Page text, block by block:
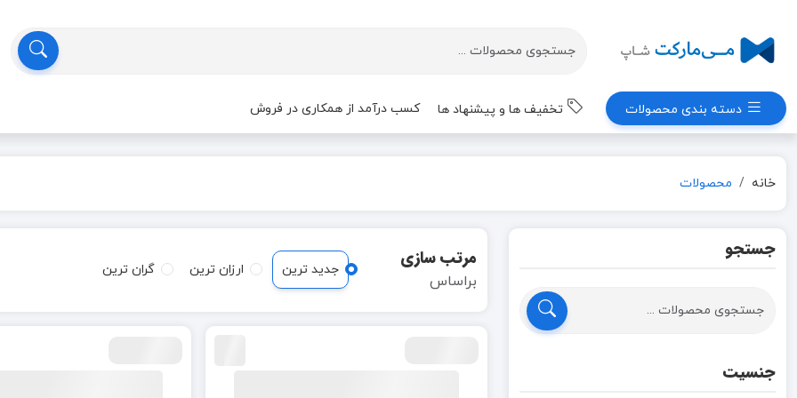
دسته بندی محصولات تخفیف ها و پیشنهاد ها کسب درآمد از همکاری در فروش
خانه محصولات
جستجو
جنسیت
مرتب سازی
براساس
جدید ترین ارزان ترین گران ترین